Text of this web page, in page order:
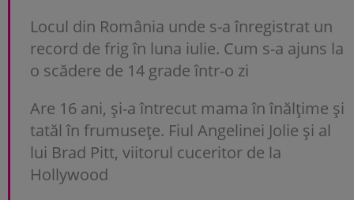
Locul din România unde s-a înregistrat un
record de frig în luna iulie. Cum s-a ajuns la
o scădere de 14 grade într-o zi
Are 16 ani, și-a întrecut mama în înălțime și
tatăl în frumusețe. Fiul Angelinei Jolie și al
lui Brad Pitt, viitorul cuceritor de la
Hollywood